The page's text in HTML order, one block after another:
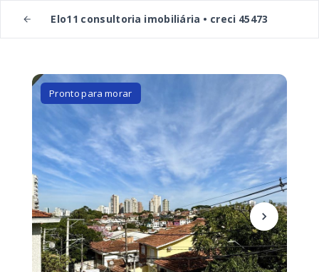
Elo11 consultoria imobiliária • creci 45473
Pronto para morar